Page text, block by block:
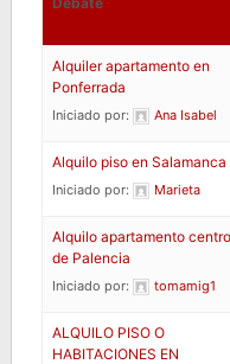
Alquiler apartamento en
Ponferrada
Iniciado por: Ana Isabel
Alquilo piso en Salamanca
Iniciado por: Marieta
Alquilo apartamento centro
de Palencia
Iniciado por: tomamig1
ALQUILO PISO O
HABITACIONES EN